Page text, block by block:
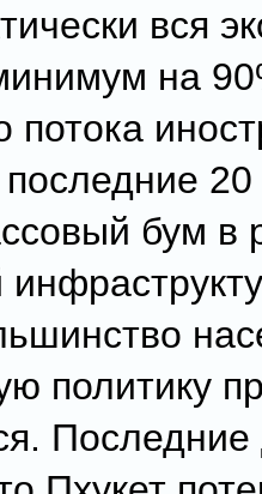
вся
на
потока
20
бум в
политику